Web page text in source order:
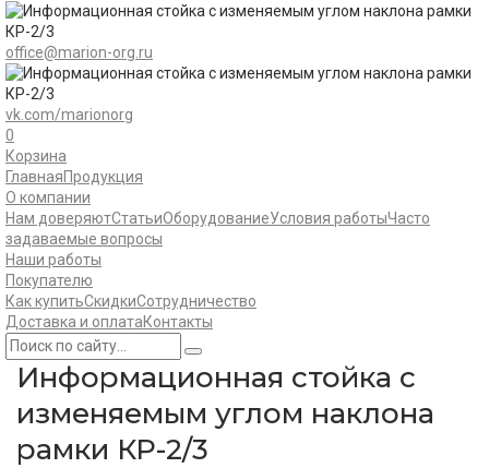
office@marion-org.ru
vk.com/marionorg
0
Корзина
ГлавнаяПродукция
О компании
Нам доверяютСтатьиОборудованиеУсловия работыЧасто
задаваемые вопросы
Наши работы
Покупателю
Как купитьСкидкиСотрудничество
Доставка и оплатаКонтакты
Информационная стойка с
изменяемым углом наклона
рамки КР-2/3